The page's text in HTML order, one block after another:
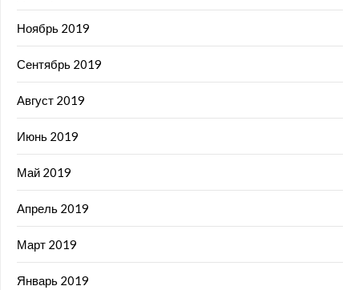
Ноябрь 2019
Сентябрь 2019
Август 2019
Июнь 2019
Май 2019
Апрель 2019
Март 2019
Январь 2019